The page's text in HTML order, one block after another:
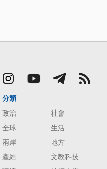
分類
政治
社會
全球
生活
兩岸
地方
產經
文教科技